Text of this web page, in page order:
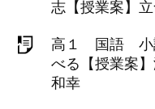
志【授業案】
高１ 国語 小
べる【授業案
和幸